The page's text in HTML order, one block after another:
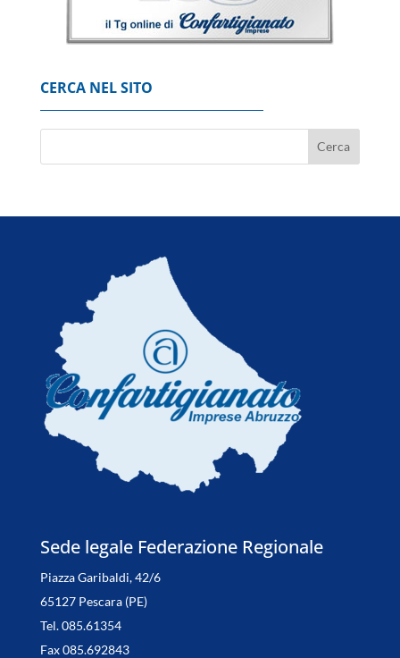
Siccità, costi triplicati per l'Italia con 2 gradi
in più
All'Italia la siccità può costare fino a 74
7 Agosto 2026
CERCA NEL SITO
Sede legale Federazione Regionale
Piazza Garibaldi, 42/6
65127 Pescara (PE)
Tel. 085.61354
Fax 085.692843